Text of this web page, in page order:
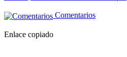
Comentarios
Enlace copiado